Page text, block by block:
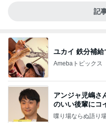
記
ユカイ 鉄分補
Amebaトピックス
アンジャ児嶋さ
のいい後輩にコ
喋り場ならぬ語り